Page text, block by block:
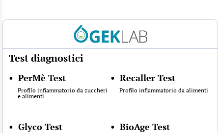
Test diagnostici
• PerMè Test
Profilo infiammatorio da zuccheri
e alimenti
• Recaller Test
Profilo infiammatorio da alimenti
• Glyco Test • BioAge Test